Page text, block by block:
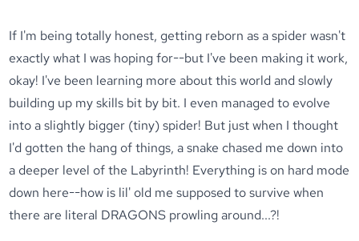
If I'm being totally honest, getting reborn as a spider wasn't
exactly what I was hoping for--but I've been making it work,
okay! I've been learning more about this world and slowly
building up my skills bit by bit. I even managed to evolve
into a slightly bigger (tiny) spider! But just when I thought
I'd gotten the hang of things, a snake chased me down into
a deeper level of the Labyrinth! Everything is on hard mode
down here--how is lil' old me supposed to survive when
there are literal DRAGONS prowling around...?!